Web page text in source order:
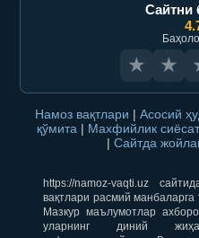
Сайтни
★ ★
Намоз вақтлари | Асосий
қўмита | Махфийлик
| Сайтда
https://namoz-vaqti.uz
вақтлари расмий манбаларга
Мазкур маълумотлар
уларнинг диний